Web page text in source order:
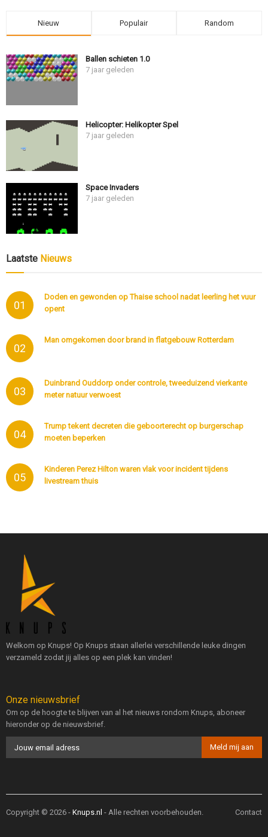
Nieuw Populair Random
Ballen schieten 1.0
7 jaar geleden
Helicopter: Helikopter Spel
7 jaar geleden
Space Invaders
7 jaar geleden
Laatste Nieuws
01
Doden en gewonden op Thaise school nadat leerling het vuur
opent
02
Man omgekomen door brand in flatgebouw Rotterdam
03
Duinbrand Ouddorp onder controle, tweeduizend vierkante
meter natuur verwoest
04
Trump tekent decreten die geboorterecht op burgerschap
moeten beperken
05
Kinderen Perez Hilton waren vlak voor incident tijdens
livestream thuis
Welkom op Knups! Op Knups staan allerlei verschillende leuke dingen
verzameld zodat jij alles op een plek kan vinden!
Onze nieuwsbrief
Om op de hoogte te blijven van al het nieuws rondom Knups, aboneer
hieronder op de nieuwsbrief.
Copyright © 2026 - Knups.nl - Alle rechten voorbehouden. Contact